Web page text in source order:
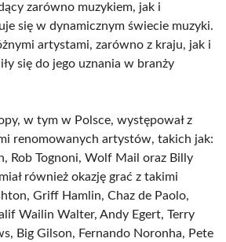
zarówno muzykiem, jak i
się w dynamicznym świecie muzyki.
artystami, zarówno z kraju, jak i
się do jego uznania w branży
w tym w Polsce, występował z
renomowanych artystów, takich jak:
Rob Tognoni, Wolf Mail oraz Billy
również okazję grać z takimi
Griff Hamlin, Chaz de Paolo,
Wailin Walter, Andy Egert, Terry
Big Gilson, Fernando Noronha, Pete